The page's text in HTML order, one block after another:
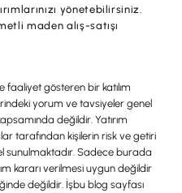
yönetebilirsiniz.
maden alış-satışı
faaliyet gösteren bir katılım
yorum ve tavsiyeler genel
değildir. Yatırım
tarafından kişilerin risk ve getiri
sunulmaktadır. Sadece burada
kararı verilmesi uygun değildir
değildir. İşbu blog sayfası